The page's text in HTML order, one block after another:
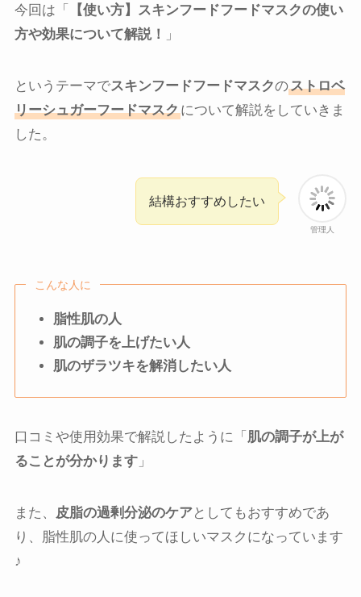
今回は「
【使い方】スキンフードフードマスクの使い
方や効果について解説！
」
というテーマでスキンフードフードマスクのストロベ
リーシュガーフードマスクについて解説をしていきま
した。
管理人
結構おすすめしたい
こんな人に
脂性肌の人
肌の調子を上げたい人
肌のザラツキを解消したい人
口コミや使用効果で解説したように「 肌の調子が上が
ることが分かります」
また、 皮脂の過剰分泌のケアとしてもおすすめであ
り、脂性肌の人に使ってほしいマスクになっています
♪